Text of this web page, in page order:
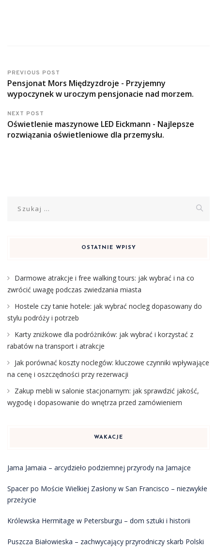
PREVIOUS POST
Pensjonat Mors Międzyzdroje - Przyjemny
wypoczynek w uroczym pensjonacie nad morzem.
NEXT POST
Oświetlenie maszynowe LED Eickmann - Najlepsze
rozwiązania oświetleniowe dla przemysłu.
OSTATNIE WPISY
Darmowe atrakcje i free walking tours: jak wybrać i na co
zwrócić uwagę podczas zwiedzania miasta
Hostele czy tanie hotele: jak wybrać nocleg dopasowany do
stylu podróży i potrzeb
Karty zniżkowe dla podróżników: jak wybrać i korzystać z
rabatów na transport i atrakcje
Jak porównać koszty noclegów: kluczowe czynniki wpływające
na cenę i oszczędności przy rezerwacji
Zakup mebli w salonie stacjonarnym: jak sprawdzić jakość,
wygodę i dopasowanie do wnętrza przed zamówieniem
WAKACJE
Jama Jamaia – arcydzieło podziemnej przyrody na Jamajce
Spacer po Moście Wielkiej Zasłony w San Francisco – niezwykłe
przeżycie
Królewska Hermitage w Petersburgu – dom sztuki i historii
Puszcza Białowieska – zachwycający przyrodniczy skarb Polski